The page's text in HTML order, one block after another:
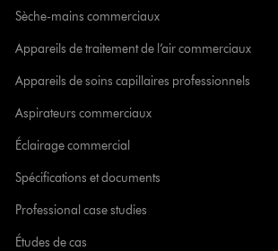
Sèche-mains commerciaux
Appareils de traitement de l’air commerciaux
Appareils de soins capillaires professionnels
Aspirateurs commerciaux
Éclairage commercial
Spécifications et documents
Professional case studies
Études de cas